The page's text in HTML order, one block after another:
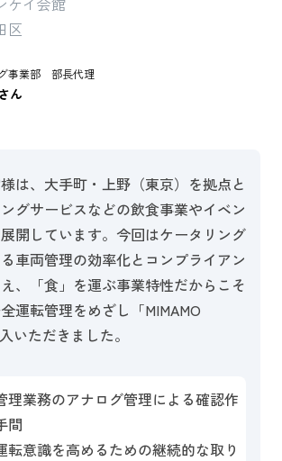
区
事業部 部長代理
ん
は、大手町・上野（東京）を拠点と
グサービスなどの飲食事業やイベン
開しています。今回はケータリング
車両管理の効率化とコンプライアン
、「食」を運ぶ事業特性だからこそ
運転管理をめざし「MIMAMO
いただきました。
理業務のアナログ管理による確認作
間
転意識を高めるための継続的な取り